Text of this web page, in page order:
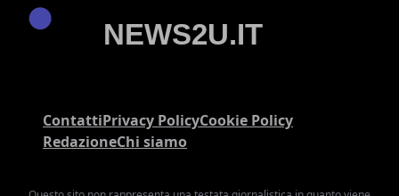
ContattiPrivacy PolicyCookie Policy
RedazioneChi siamo